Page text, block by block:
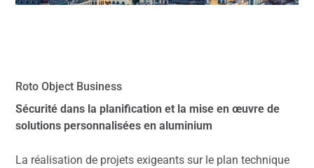
Roto Object Business
Sécurité dans la planification et la mise en œuvre de
solutions personnalisées en aluminium
La réalisation de projets exigeants sur le plan technique